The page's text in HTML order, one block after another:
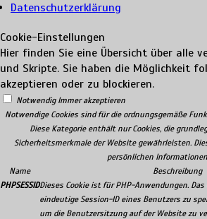
Datenschutzerklärung
Cookie-Einstellungen
Hier finden Sie eine Übersicht über alle
und Skripte. Sie haben die Möglichkeit
akzeptieren oder zu blockieren.
Notwendig Immer akzeptieren
Notwendige Cookies sind für die ordnungsgemäße
Diese Kategorie enthält nur Cookies, die
Sicherheitsmerkmale der Website gewährleisten.
persönlichen
Name
Beschreibung
PHPSESSIDDieses Cookie ist für PHP-Anwendungen.
eindeutige Session-ID eines Benutzers zu
um die Benutzersitzung auf der Website zu